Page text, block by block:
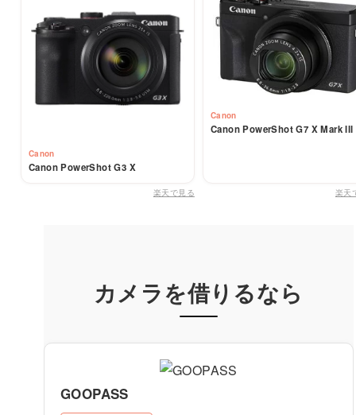
Canon
Canon PowerShot G3 X
楽天で見る
Canon
Canon PowerShot G7 X Mark III
楽天
カメラを借りるなら
GOOPASS